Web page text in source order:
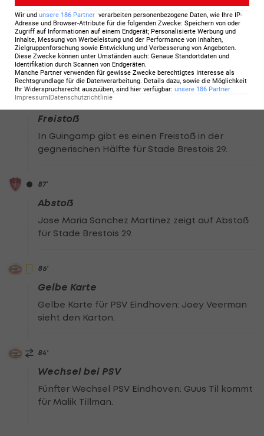
Wechsel bei STB
Trainer Eric Roy (Stade Brestois 29) vollzieht den
dritten Wechsel. Ibrahim Salah kommt für
Kamory Doumbia.
87'
Freistoß
In Guingamp gibt es einen Freistoß in der
gegnerischen Hälfte für Stade Brestois 29.
87'
Abstoß
Jose Maria Sanchez Martinez zeigt auf Abstoß
für Stade Brestois 29.
86'
Gelbe Karte
Gelbe Karte für PSV Eindhoven: Joey Veerman
sieht den Karton.
84'
Wechsel bei PSV
Fünfter Wechsel PSV Eindhoven: Guus Til kommt
für Malik Tillman.
Wir und unsere 186 Partner verarbeiten personenbezogene Daten, wie Ihre IP-
Adresse und Browser-Attribute für die folgenden Zwecke: Speichern von oder
Zugriff auf Informationen auf einem Endgerät; Personalisierte Werbung und
Inhalte, Messung von Werbeleistung und der Performance von Inhalten,
Zielgruppenforschung sowie Entwicklung und Verbesserung von Angeboten.
Diese Zwecke können unter Umständen auch: Genaue Standortdaten und
Identifikation durch Scannen von Endgeräten.
Manche Partner verwenden für gewisse Zwecke berechtigtes Interesse als
Rechtsgrundlage für die Datenverarbeitung. Details dazu, sowie die Möglichkeit
Ihr Widerspruchsrecht auszuüben, sind hier verfügbar: unsere 186 Partner
Impressum|Datenschutzrichtlinie